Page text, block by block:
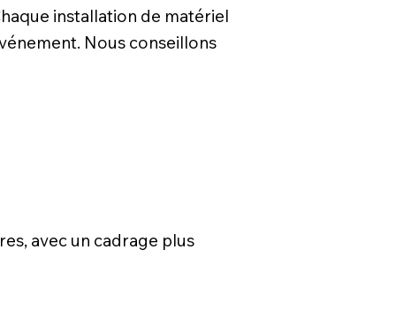
installation de matériel
Nous conseillons
avec un cadrage plus